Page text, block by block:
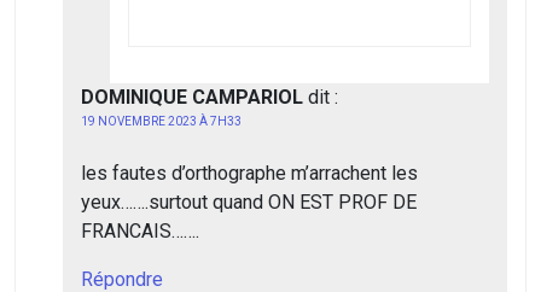
DOMINIQUE CAMPARIOL dit :
19 NOVEMBRE 2023 À 7H33
les fautes d’orthographe m’arrachent les
yeux…….surtout quand ON EST PROF DE
FRANCAIS…….
Répondre